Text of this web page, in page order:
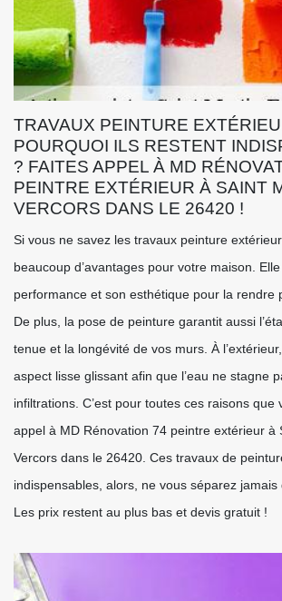
TRAVAUX PEINTURE
POURQUOI ILS RESTENT
? FAITES APPEL À MD
PEINTRE EXTÉRIEUR À SAINT
VERCORS DANS LE 26420 !
Si vous ne savez les travaux peinture
beaucoup d’avantages pour votre maison.
performance et son esthétique pour la rendre
De plus, la pose de peinture garantit aussi
tenue et la longévité de vos murs. À
aspect lisse glissant afin que l’eau ne stagne
infiltrations. C’est pour toutes ces raisons que
appel à MD Rénovation 74 peintre extérieur à
Vercors dans le 26420. Ces travaux de
indispensables, alors, ne vous séparez jamais
Les prix restent au plus bas et devis gratuit !